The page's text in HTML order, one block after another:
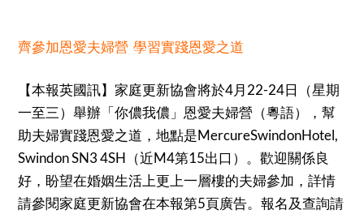
齊參加恩愛夫婦營 學習實踐恩愛之道
【本報英國訊】家庭更新協會將於4月22-24日（星期
一至三）舉辦「你儂我儂」恩愛夫婦營（粵語），幫
助夫婦實踐恩愛之道，地點是MercureSwindonHotel,
Swindon SN3 4SH（近M4第15出口）。歡迎關係良
好，盼望在婚姻生活上更上一層樓的夫婦參加，詳情
請參閱家庭更新協會在本報第5頁廣告。報名及查詢請